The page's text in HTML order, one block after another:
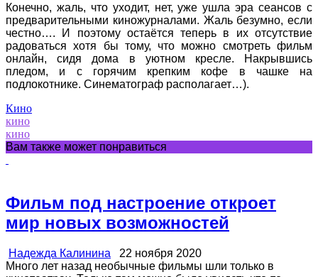
Конечно, жаль, что уходит, нет, уже ушла эра сеансов с
предварительными киножурналами. Жаль безумно, если
честно…. И поэтому остаётся теперь в их отсутствие
радоваться хотя бы тому, что можно смотреть фильм
онлайн, сидя дома в уютном кресле. Накрывшись
пледом, и с горячим крепким кофе в чашке на
подлокотнике. Синематограф располагает…).
Кино
кино
кино
Вам также может понравиться
Фильм под настроение откроет
мир новых возможностей
Надежда Калинина 22 ноября 2020
Много лет назад необычные фильмы шли только в